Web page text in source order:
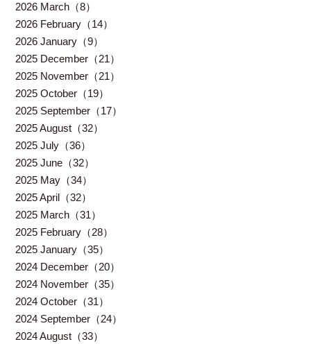
2026 March（8）
2026 February（14）
2026 January（9）
2025 December（21）
2025 November（21）
2025 October（19）
2025 September（17）
2025 August（32）
2025 July（36）
2025 June（32）
2025 May（34）
2025 April（32）
2025 March（31）
2025 February（28）
2025 January（35）
2024 December（20）
2024 November（35）
2024 October（31）
2024 September（24）
2024 August（33）